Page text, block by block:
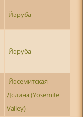
Йоруба
Йоруба
Йосемитская
Долина (Yosemite
Valley)